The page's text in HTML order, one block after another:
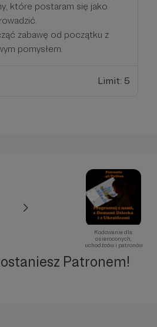
które postaram się jako
zabawę od początku z
pomysłem.
Limit: 5
Kodowanie dla:
osieroconych,
uchodźców i patronów
Patronem!